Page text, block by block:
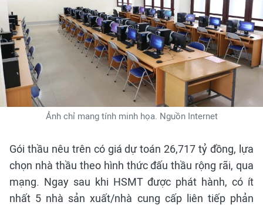
Ảnh chỉ mang tính minh họa. Nguồn Internet
Gói thầu nêu trên có giá dự toán 26,717 tỷ đồng, lựa
chọn nhà thầu theo hình thức đấu thầu rộng rãi, qua
mạng. Ngay sau khi HSMT được phát hành, có ít
nhất 5 nhà sản xuất/nhà cung cấp liên tiếp phản